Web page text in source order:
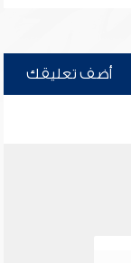
أضف تعليقك